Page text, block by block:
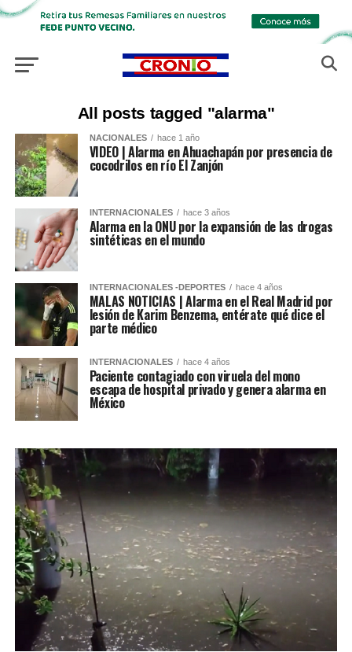
All posts tagged "alarma"
NACIONALES hace 1 año
VIDEO | Alarma en Ahuachapán por presencia de
cocodrilos en río El Zanjón
INTERNACIONALES hace 3 años
Alarma en la ONU por la expansión de las drogas
sintéticas en el mundo
INTERNACIONALES -DEPORTES hace 4 años
MALAS NOTICIAS | Alarma en el Real Madrid por
lesión de Karim Benzema, entérate qué dice el
parte médico
INTERNACIONALES hace 4 años
Paciente contagiado con viruela del mono
escapa de hospital privado y genera alarma en
México